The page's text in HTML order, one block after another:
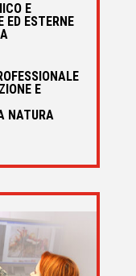
E
ED ESTERNE
E
NATURA